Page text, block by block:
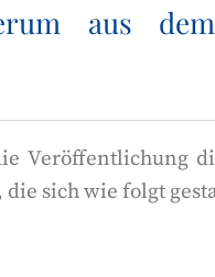
aus
Veröffentlichung
sich wie folgt